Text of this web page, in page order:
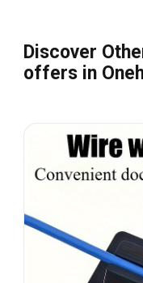
Discover
offers in